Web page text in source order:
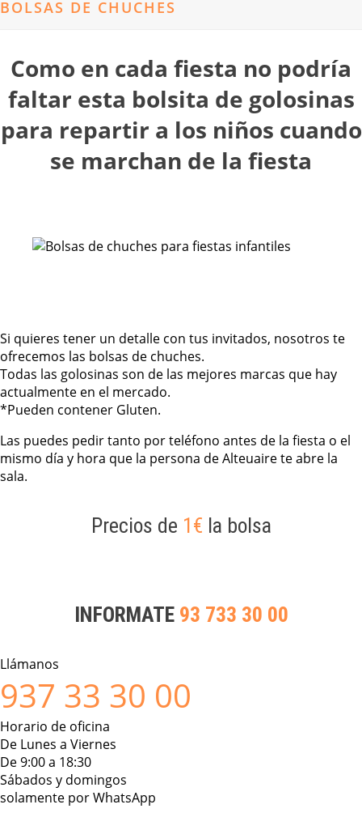
BOLSAS DE CHUCHES
Como en cada fiesta no podría
faltar esta bolsita de golosinas
para repartir a los niños cuando
se marchan de la fiesta
Si quieres tener un detalle con tus invitados, nosotros te
ofrecemos las bolsas de chuches.
Todas las golosinas son de las mejores marcas que hay
actualmente en el mercado.
*Pueden contener Gluten.
Las puedes pedir tanto por teléfono antes de la fiesta o el
mismo día y hora que la persona de Alteuaire te abre la
sala.
Precios de 1€ la bolsa
INFORMATE93 733 30 00
Llámanos
937 33 30 00
Horario de oficina
De Lunes a Viernes
De 9:00 a 18:30
Sábados y domingos
solamente por WhatsApp